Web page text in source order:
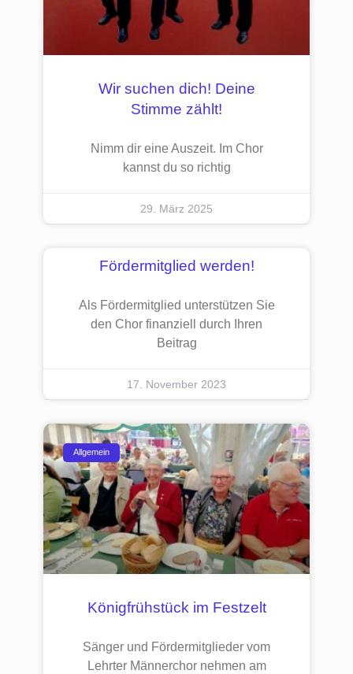
Wir suchen dich! Deine
Stimme zählt!
Nimm dir eine Auszeit. Im Chor
kannst du so richtig
29. März 2025
Fördermitglied werden!
Als Fördermitglied unterstützen Sie
den Chor finanziell durch Ihren
Beitrag
17. November 2023
Allgemein
Königfrühstück im Festzelt
Sänger und Fördermitglieder vom
Lehrter Männerchor nehmen am